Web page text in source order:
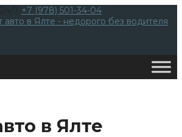
7 +7 (978) 501-34-04
в Ялте